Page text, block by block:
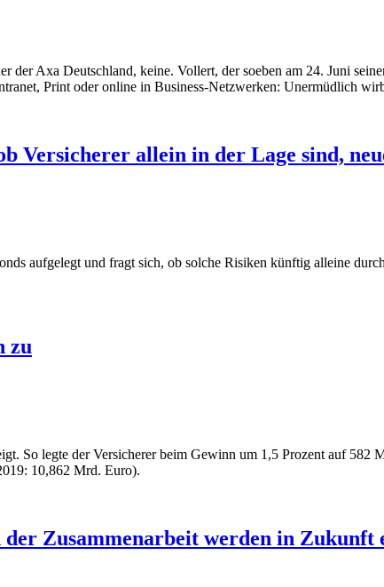
der Axa Deutschland, keine. Vollert, der soeben am 24. Juni
Print oder online in Business-Netzwerken: Unermüdlich
allein in der Lage sind,
aufgelegt und fragt sich, ob solche Risiken künftig alleine
zu
So legte der Versicherer beim Gewinn um 1,5 Prozent auf
10,862 Mrd. Euro).
Zusammenarbeit werden in Zukunft